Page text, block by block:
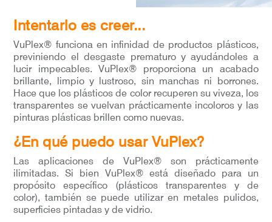
Intentarlo es creer...
VuPlex® funciona en infinidad de productos plásticos,
previniendo el desgaste prematuro y ayudándoles a
lucir impecables. VuPlex® proporciona un acabado
brillante, limpio y lustroso, sin manchas ni borrones.
Hace que los plásticos de color recuperen su viveza, los
transparentes se vuelvan prácticamente incoloros y las
pinturas plásticas brillen como nuevas.
¿En qué puedo usar VuPlex?
Las aplicaciones de VuPlex® son prácticamente
ilimitadas. Si bien VuPlex® está diseñado para un
propósito específico (plásticos transparentes y de
color), también se puede utilizar en metales pulidos,
superficies pintadas y de vidrio.